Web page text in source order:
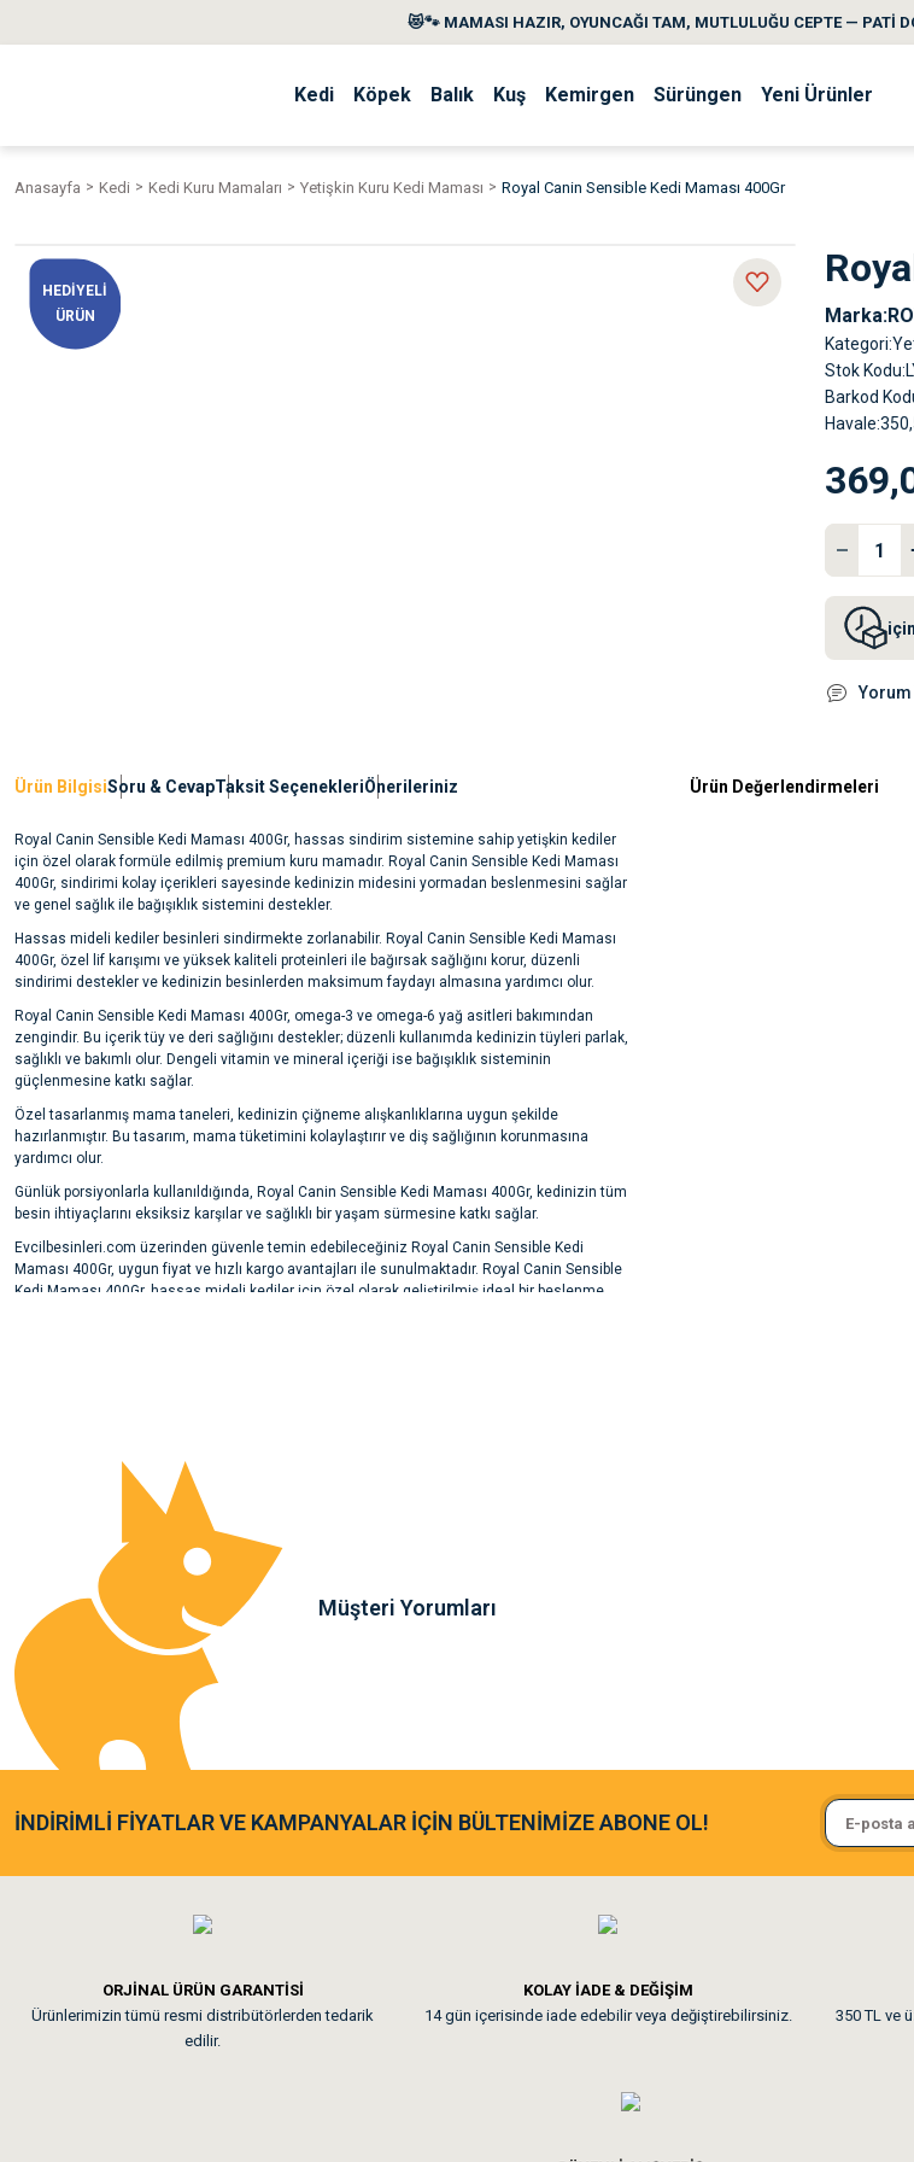
😻🐾 MAMASI HAZIR, OYUNCAĞI TAM, MUTLULUĞU CEPTE — PATİ
Kedi Köpek Balık Kuş Kemirgen Sürüngen Yeni Ürünler
Anasayfa Kedi Kedi Kuru Mamaları Yetişkin Kuru Kedi Maması Royal Canin Sensible Kedi Maması 400Gr
HEDİYELİ
ÜRÜN
Marka
Kategori
Stok Kodu
Barkod
Havale
Yorum
Ürün BilgisiSoru & CevapTaksit SeçenekleriÖnerileriniz
Royal Canin Sensible Kedi Maması 400Gr, hassas sindirim sistemine sahip yetişkin kediler
için özel olarak formüle edilmiş premium kuru mamadır. Royal Canin Sensible Kedi Maması
400Gr, sindirimi kolay içerikleri sayesinde kedinizin midesini yormadan beslenmesini sağlar
ve genel sağlık ile bağışıklık sistemini destekler.
Hassas mideli kediler besinleri sindirmekte zorlanabilir. Royal Canin Sensible Kedi Maması
400Gr, özel lif karışımı ve yüksek kaliteli proteinleri ile bağırsak sağlığını korur, düzenli
sindirimi destekler ve kedinizin besinlerden maksimum faydayı almasına yardımcı olur.
Royal Canin Sensible Kedi Maması 400Gr, omega-3 ve omega-6 yağ asitleri bakımından
zengindir. Bu içerik tüy ve deri sağlığını destekler; düzenli kullanımda kedinizin tüyleri parlak,
sağlıklı ve bakımlı olur. Dengeli vitamin ve mineral içeriği ise bağışıklık sisteminin
güçlenmesine katkı sağlar.
Özel tasarlanmış mama taneleri, kedinizin çiğneme alışkanlıklarına uygun şekilde
hazırlanmıştır. Bu tasarım, mama tüketimini kolaylaştırır ve diş sağlığının korunmasına
yardımcı olur.
Günlük porsiyonlarla kullanıldığında, Royal Canin Sensible Kedi Maması 400Gr, kedinizin tüm
besin ihtiyaçlarını eksiksiz karşılar ve sağlıklı bir yaşam sürmesine katkı sağlar.
Evcilbesinleri.com üzerinden güvenle temin edebileceğiniz Royal Canin Sensible Kedi
Maması 400Gr, uygun fiyat ve hızlı kargo avantajları ile sunulmaktadır. Royal Canin Sensible
Kedi Maması 400Gr, hassas mideli kediler için özel olarak geliştirilmiş ideal bir beslenme
Ürün bilgilerinde hatalar bulunuyor.
Ürün fiyatı diğer sitelerden daha pahalı.
Bu ürüne benzer farklı alternatifler olmalı.
Ürün Değerlendirmeleri
Müşteri Yorumları
As**** Tu******
Tavşanım kafesinin kalitesine ve paketlemesine bayıldım
Sa****
Pamuk için
Kedilerim beğeniyorlar. Memnunuz. Uygun fiyatta olması iyi.
İNDİRİMLİ FİYATLAR VE KAMPANYALAR İÇİN BÜLTENİMİZE ABONE OL!
ORJİNAL ÜRÜN GARANTİSİ
Ürünlerimizin tümü resmi distribütörlerden tedarik
edilir.
KOLAY İADE & DEĞİŞİM
14 gün içerisinde iade edebilir veya değiştirebilirsiniz.
350 TL ve